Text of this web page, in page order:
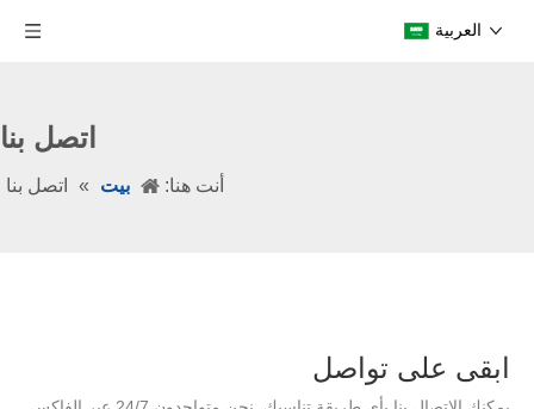
العربية
اتصل بنا
أنت هنا: بيت » اتصل بنا
ابقى على تواصل